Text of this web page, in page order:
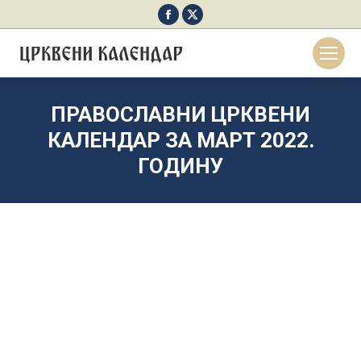
Facebook
opens
in
window
X
in
window
ПРАВОСЛАВНИ ЦРКВЕНИ
КАЛЕНДАР ЗА МАРТ 2022.
ГОДИНУ